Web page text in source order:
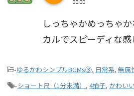
00:00
しっちゃかめっちゃ
カルでスピーディな
-ゆるかわシンプルBGMs③, 日常系, 無属
-ショート尺（1分未満） , 4拍子, かわいい